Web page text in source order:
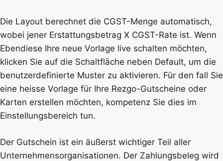
Die Layout berechnet die CGST-Menge automatisch,
wobei jener Erstattungsbetrag X CGST-Rate ist. Wenn
Ebendiese Ihre neue Vorlage live schalten möchten,
klicken Sie auf die Schaltfläche neben Default, um die
benutzerdefinierte Muster zu aktivieren. Für den fall Sie
eine heisse Vorlage für Ihre Rezgo-Gutscheine oder
Karten erstellen möchten, kompetenz Sie dies im
Einstellungsbereich tun.
Der Gutschein ist ein äußerst wichtiger Teil aller
Unternehmensorganisationen. Der Zahlungsbeleg wird